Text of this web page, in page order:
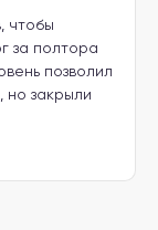
чтобы
за полтора
позволил
но закрыли